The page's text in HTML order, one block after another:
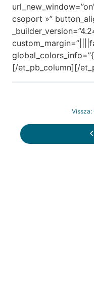
csoport »”
[/et_pb_column][/
Vissza: